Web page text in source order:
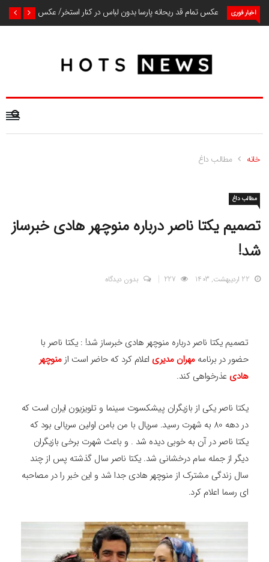
اخبار فوری عکس تمام قد ریحانه پارسا بدون لباس در کنار استخر/ عکس
خانه مطالب داغ
مطالب داغ
تصمیم یکتا ناصر درباره منوچهر هادی خبرساز
شد!
22 اردیبهشت, 1403 بدون دیدگاه
تصمیم یکتا ناصر درباره منوچهر هادی خبرساز شد! : یکتا ناصر با
حضور در برنامهمهران مدیری اعلام کرد که حاضر است ازمنوچهر
هادی عذرخواهی کند.
یکتا ناصر یکی از بازیگران پیشکسوت سینما و تلویزیون ایران است که
در دهه 80 به شهرت رسید. سریال با من بامن اولین سریالی بود که
یکتا ناصر در آن به خوبی دیده شد . و باعث شهرت برخی بازیگران
دیگر از جمله سام درخشانی شد. یکتا ناصر سال گذشته پس از چند
سال زندگی مشترک از منوچهر هادی جدا شد و این خبر را در مصاحبه
ای رسما اعلام کرد.